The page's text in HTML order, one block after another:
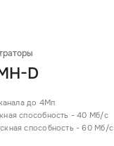
D
до 4Мп
способность - 40 Мб/с
способность - 60 Мб/с